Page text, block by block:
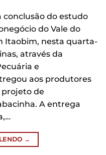
conclusão do estudo
do Vale do
Itaobim, nesta quarta-
através da
e
aos produtores
projeto de
A entrega
→